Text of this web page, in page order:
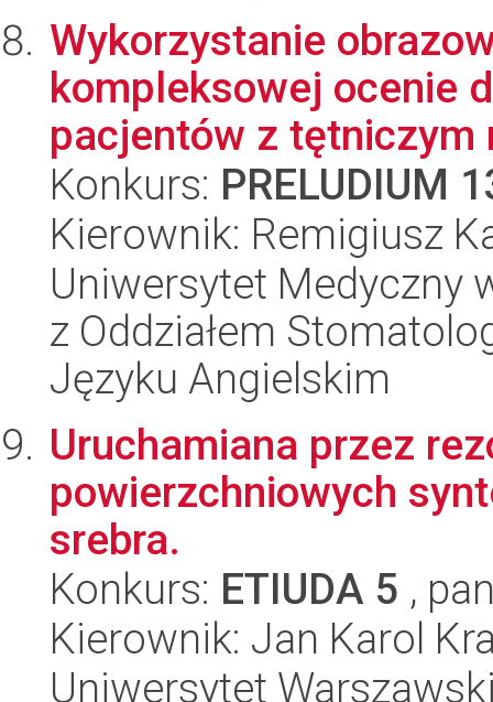
Wykorzystanie
kompleksowej ocenie
pacjentów z tętniczym
Konkurs: PRELUDIUM
Kierownik: Remigiusz
Uniwersytet Medyczny
z Oddziałem
Języku Angielskim
Uruchamiana przez
powierzchniowych
srebra.
Konkurs: ETIUDA 5 ,
Kierownik: Jan Karol
Uniwersytet